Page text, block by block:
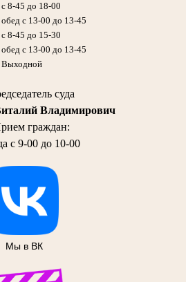
с 8-45 до 18-00
обед с 13-00 до 13-45
с 8-45 до 15-30
обед с 13-00 до 13-45
Выходной
суда
Владимирович
граждан:
с 9-00 до 10-00
Мы в ВК